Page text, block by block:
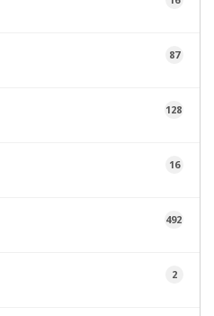
87
128
16
492
2